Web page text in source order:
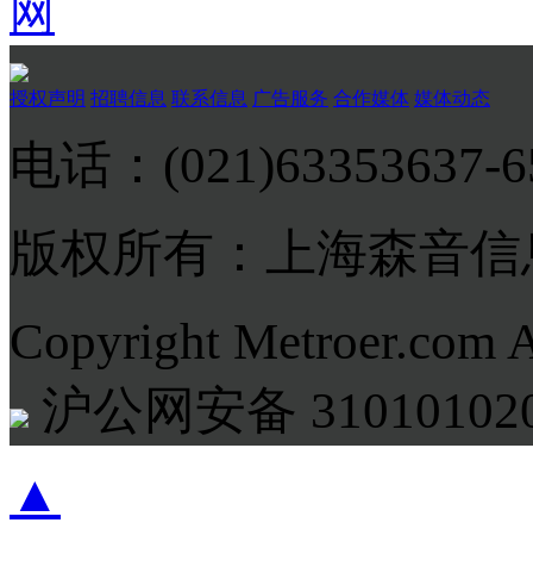
网
授权声明 招聘信息 联系信息 广告服务 合作媒体 媒体动态
电话：(021)63353637-
版权所有：上海森音
Copyright Metroer.com
沪公网安备
▲